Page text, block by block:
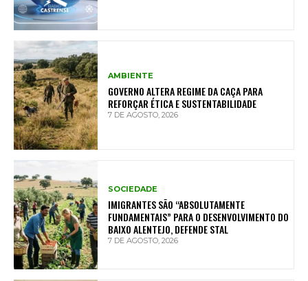
AMBIENTE
GOVERNO ALTERA REGIME DA CAÇA PARA
REFORÇAR ÉTICA E SUSTENTABILIDADE
7 DE AGOSTO, 2026
SOCIEDADE
IMIGRANTES SÃO “ABSOLUTAMENTE
FUNDAMENTAIS” PARA O DESENVOLVIMENTO DO
BAIXO ALENTEJO, DEFENDE STAL
7 DE AGOSTO, 2026